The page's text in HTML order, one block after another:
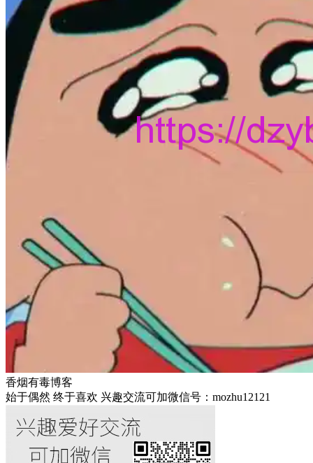
香烟有毒博客
始于偶然 终于喜欢 兴趣交流可加微信号：mozhu12121